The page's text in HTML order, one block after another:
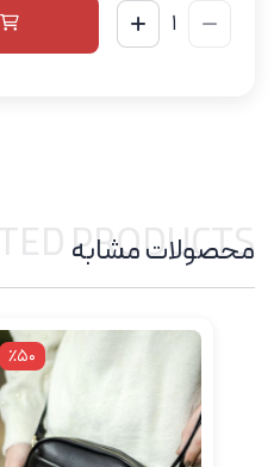
محصولات مشابه
PRODUCTS
٪50